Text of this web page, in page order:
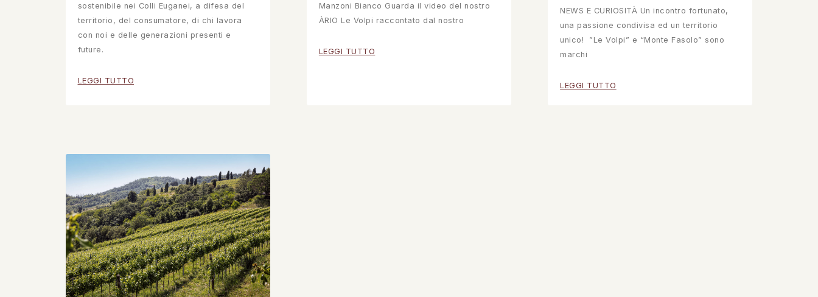
sostenibile nei Colli Euganei, a difesa del
territorio, del consumatore, di chi lavora
con noi e delle generazioni presenti e
future.
LEGGI TUTTO
Manzoni Bianco Guarda il video del nostro
ÀRIO Le Volpi raccontato dal nostro
LEGGI TUTTO
NEWS E CURIOSITÀ Un incontro fortunato,
una passione condivisa ed un territorio
unico! ”Le Volpi” e “Monte Fasolo” sono
marchi
LEGGI TUTTO